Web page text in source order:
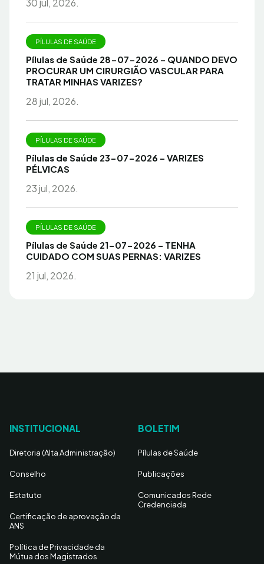
30 jul, 2026.
PÍLULAS DE SAÚDE
Pílulas de Saúde 28-07-2026 – QUANDO DEVO
PROCURAR UM CIRURGIÃO VASCULAR PARA
TRATAR MINHAS VARIZES?
28 jul, 2026.
PÍLULAS DE SAÚDE
Pílulas de Saúde 23-07-2026 – VARIZES
PÉLVICAS
23 jul, 2026.
PÍLULAS DE SAÚDE
Pílulas de Saúde 21-07-2026 – TENHA
CUIDADO COM SUAS PERNAS: VARIZES
21 jul, 2026.
INSTITUCIONAL
Diretoria (Alta Administração)
Conselho
Estatuto
Certificação de aprovação da
ANS
Política de Privacidade da
Mútua dos Magistrados
BOLETIM
Pílulas de Saúde
Publicações
Comunicados Rede
Credenciada